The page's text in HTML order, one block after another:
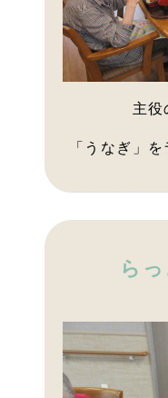
主
「うなぎ」
ら